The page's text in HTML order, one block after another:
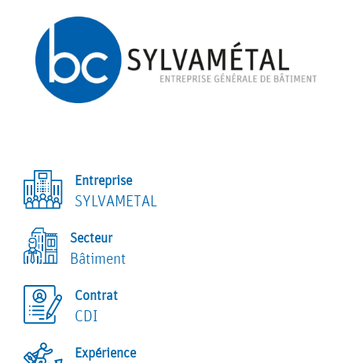
QUI
SOMMES-
NOUS ?
NOS
ENGAGEMENTS
NOS
RÉALISATIONS
Entreprise
SYLVAMETAL
Secteur
Bâtiment
Contrat
CDI
Expérience